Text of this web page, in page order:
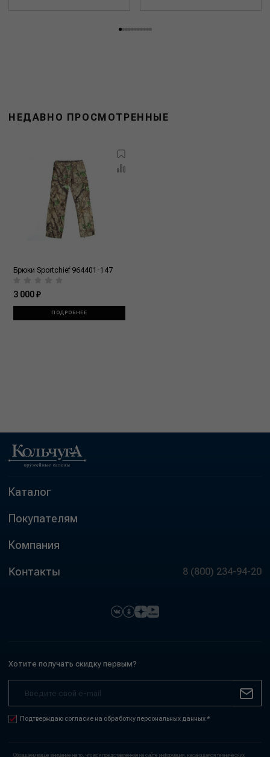
НЕДАВНО ПРОСМОТРЕННЫЕ
Брюки Sportchief 964401-147
3 000 ₽
ПОДРОБНЕЕ
Каталог
Покупателям
Компания
Контакты 8 (800) 234-94-20
Хотите получать скидку первым?
Подтверждаю согласие на обработку персональных данных *
Обращаем ваше внимание на то, что вся представленная на сайте информация, касающаяся технических